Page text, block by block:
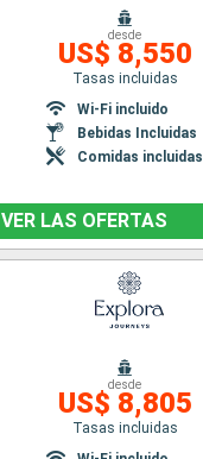
desde
US$ 8,550
Tasas incluidas
Wi-Fi incluido
Bebidas Incluidas
Comidas incluidas
VER LAS OFERTAS
desde
US$ 8,805
Tasas incluidas